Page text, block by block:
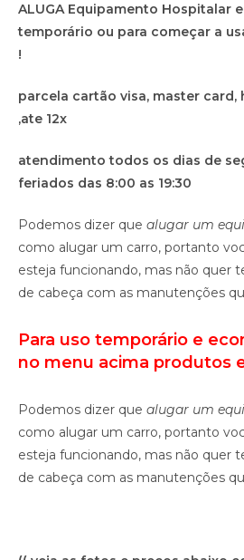
ALUGA Equipamento Hospitalar
temporário ou para começar a
!
parcela cartão visa, master card,
,ate 12x
atendimento todos os dias de
feriados das 8:00 as 19:30
Podemos dizer que alugar um
como alugar um carro, portanto
esteja funcionando, mas não quer
de cabeça com as manutenções
Para uso temporário e
no menu acima produtos
Podemos dizer que alugar um
como alugar um carro, portanto
esteja funcionando, mas não quer
de cabeça com as manutenções